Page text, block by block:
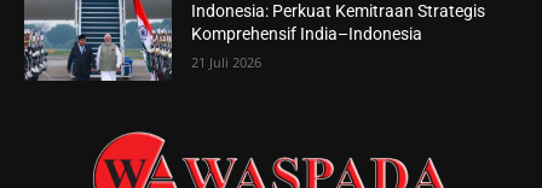
Indonesia: Perkuat Kemitraan Strategis
Komprehensif India–Indonesia
21 Juli 2026